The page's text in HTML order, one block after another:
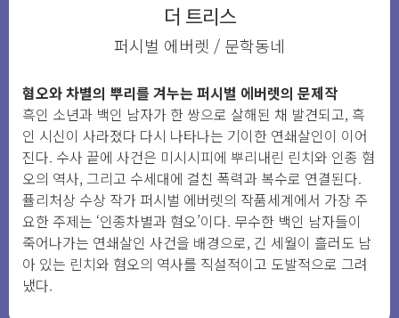
더 트리스
퍼시벌 에버렛 / 문학동네
혐오와 차별의 뿌리를 겨누는 퍼시벌 에버렛의 문제작
흑인 소년과 백인 남자가 한 쌍으로 살해된 채 발견되고, 흑
인 시신이 사라졌다 다시 나타나는 기이한 연쇄살인이 이어
진다. 수사 끝에 사건은 미시시피에 뿌리내린 린치와 인종 혐
오의 역사, 그리고 수세대에 걸친 폭력과 복수로 연결된다.
퓰리처상 수상 작가 퍼시벌 에버렛의 작품세계에서 가장 주
요한 주제는 ‘인종차별과 혐오’이다. 무수한 백인 남자들이
죽어나가는 연쇄살인 사건을 배경으로, 긴 세월이 흘러도 남
아 있는 린치와 혐오의 역사를 직설적이고 도발적으로 그려
냈다.